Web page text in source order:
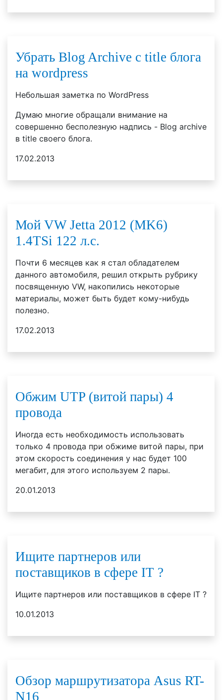
Убрать Blog Archive с title блога
на wordpress
Небольшая заметка по WordPress
Думаю многие обращали внимание на
совершенно бесполезную надпись - Blog archive
в title своего блога.
17.02.2013
Мой VW Jetta 2012 (MK6)
1.4TSi 122 л.с.
Почти 6 месяцев как я стал обладателем
данного автомобиля, решил открыть рубрику
посвященную VW, накопились некоторые
материалы, может быть будет кому-нибудь
полезно.
17.02.2013
Обжим UTP (витой пары) 4
провода
Иногда есть необходимость использовать
только 4 провода при обжиме витой пары, при
этом скорость соединения у нас будет 100
мегабит, для этого используем 2 пары.
20.01.2013
Ищите партнеров или
поставщиков в сфере IT ?
Ищите партнеров или поставщиков в сфере IT ?
10.01.2013
Обзор маршрутизатора Asus RT-
N16